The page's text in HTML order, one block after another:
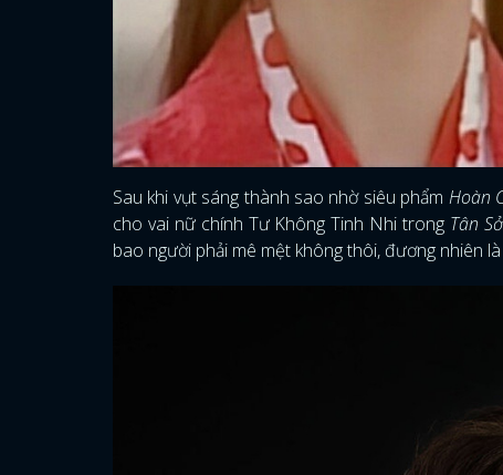
Sau khi vụt sáng thành sao nhờ siêu phẩm Hoàn
cho vai nữ chính Tư Không Tinh Nhi trong Tân
bao người phải mê mệt không thôi, đương nhiên